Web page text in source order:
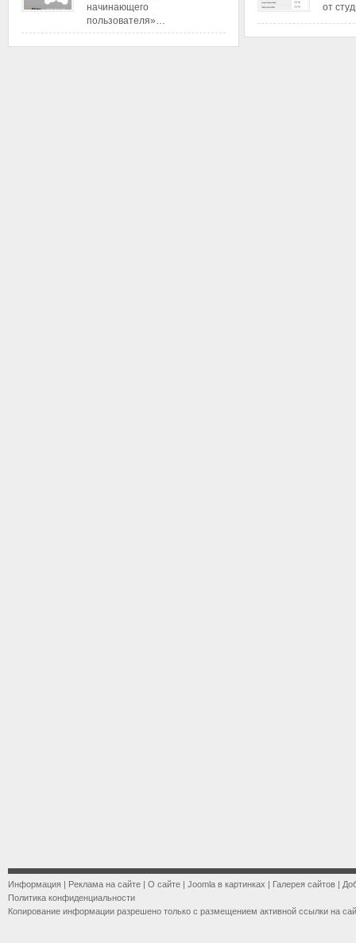
начинающего
пользователя»…
от
Информация | Реклама на сайте | О сайте | Joomla в картинках | Галерея сайтов |
Политика конфиденциальности
Копирование информации разрешено только с размещением активной ссылки на